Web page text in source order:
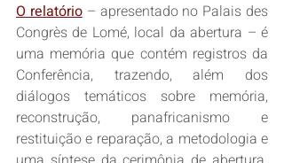
O relatório – apresentado no Palais des
Congrès de Lomé, local da abertura – é
uma memória que contém registros da
Conferência, trazendo, além dos
diálogos temáticos sobre memória,
reconstrução, panafricanismo e
restituição e reparação, a metodologia e